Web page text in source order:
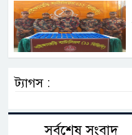
ট্যাগস :
সর্বশেষ সংবাদ